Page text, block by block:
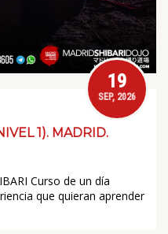
19
SEP, 2026
1). MADRID.
Curso de un día
que quieran aprender